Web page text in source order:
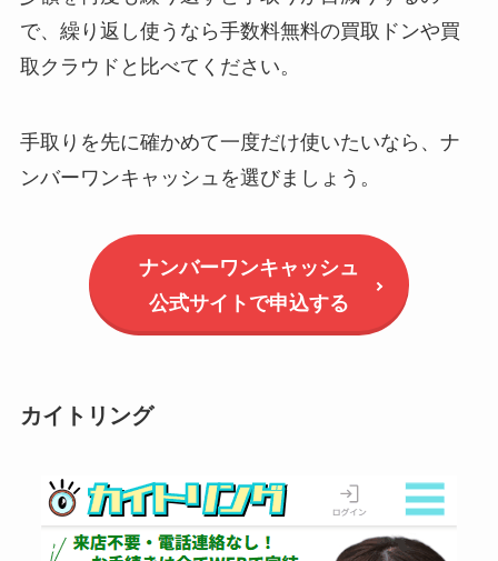
で、繰り返し使うなら手数料無料の買取ドンや買
取クラウドと比べてください。
手取りを先に確かめて一度だけ使いたいなら、ナ
ンバーワンキャッシュを選びましょう。
ナンバーワンキャッシュ
公式サイトで申込する
カイトリング